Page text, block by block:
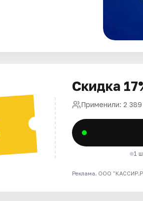
Скидка
Применили: 2 389
1
Реклама. ООО